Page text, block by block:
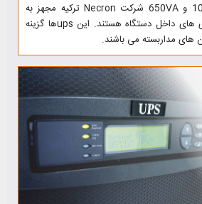
یو پی اس های 1000VA و 650VA شرکت Necron ترکیه مجهز به
ترانس استابلایزر و باتری های داخل دستگاه هستند. این upsها گزینه
های مداربسته می باشند.